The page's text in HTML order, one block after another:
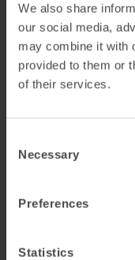
We also share
our social media,
may combine it with
provided to them or
of their services.
Selection
Necessary
Preferences
Statistics
Charlotte
med IQoro
Läs mer